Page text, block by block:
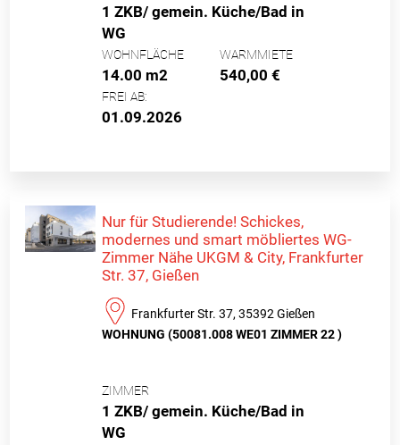
1 ZKB/ gemein. Küche/Bad in
WG
WOHNFLÄCHE
14.00 m2
WARMMIETE
540,00 €
FREI AB:
01.09.2026
Nur für Studierende! Schickes,
modernes und smart möbliertes WG-
Zimmer Nähe UKGM & City, Frankfurter
Str. 37, Gießen
Frankfurter Str. 37, 35392 Gießen
WOHNUNG (50081.008 WE01 ZIMMER 22 )
ZIMMER
1 ZKB/ gemein. Küche/Bad in
WG